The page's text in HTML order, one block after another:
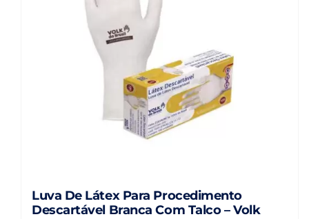
Luva De Látex Para Procedimento
Descartável Branca Com Talco – Volk